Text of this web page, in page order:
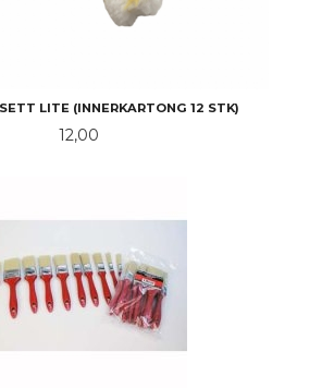
LITE (INNERKARTONG 12 STK)
Pris
12,00